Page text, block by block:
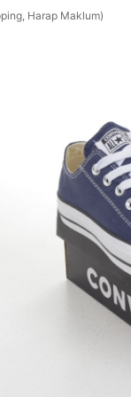
Harap Maklum)